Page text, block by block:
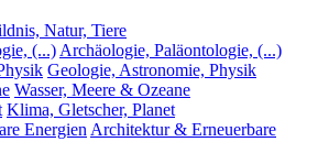
Natur, Tiere
(...) Archäologie, Paläontologie, (...)
Geologie, Astronomie, Physik
Wasser, Meere & Ozeane
Klima, Gletscher, Planet
Energien Architektur & Erneuerbare